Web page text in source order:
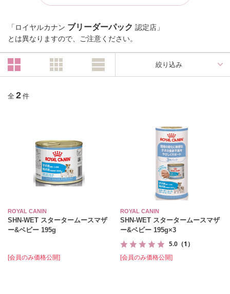
「ロイヤルカナン ブリーダーパック 認定店」
とは異なりますので、ご注意ください。
絞り込み
全 2 件
ROYAL CANIN
SHN-WET スタータームースマザ
ー&ベビー 195g
[会員のみ価格公開]
ROYAL CANIN
SHN-WET スタータームースマザ
ー&ベビー 195g×3
5.0 （1）
[会員のみ価格公開]